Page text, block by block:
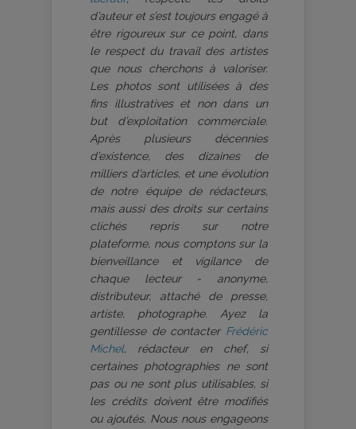
d’auteur et s’est toujours engagé à
être rigoureux sur ce point, dans
le respect du travail des artistes
que nous cherchons à valoriser.
Les photos sont utilisées à des
fins illustratives et non dans un
but d’exploitation commerciale.
Après plusieurs décennies
d’existence, des dizaines de
milliers d’articles, et une évolution
de notre équipe de rédacteurs,
mais aussi des droits sur certains
clichés repris sur notre
plateforme, nous comptons sur la
bienveillance et vigilance de
chaque lecteur - anonyme,
distributeur, attaché de presse,
artiste, photographe. Ayez la
gentillesse de contacter Frédéric
Michel, rédacteur en chef, si
certaines photographies ne sont
pas ou ne sont plus utilisables, si
les crédits doivent être modifiés
ou ajoutés. Nous nous engageons